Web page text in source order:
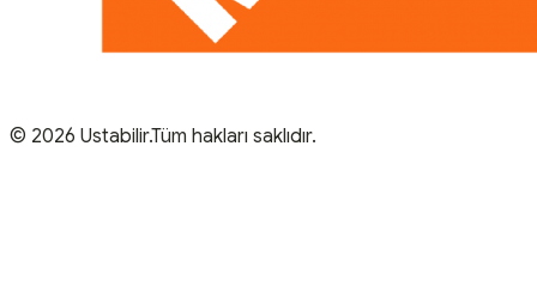
© 2026 Ustabilir.Tüm hakları saklıdır.